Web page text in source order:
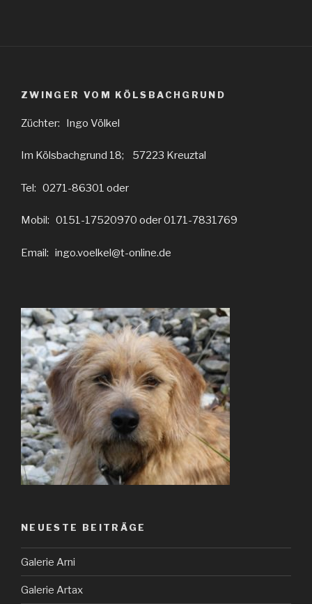
ZWINGER VOM KÖLSBACHGRUND
Züchter: Ingo Völkel
Im Kölsbachgrund 18; 57223 Kreuztal
Tel: 0271-86301 oder
Mobil: 0151-17520970 oder 0171-7831769
Email: ingo.voelkel@t-online.de
NEUESTE BEITRÄGE
Galerie Arni
Galerie Artax